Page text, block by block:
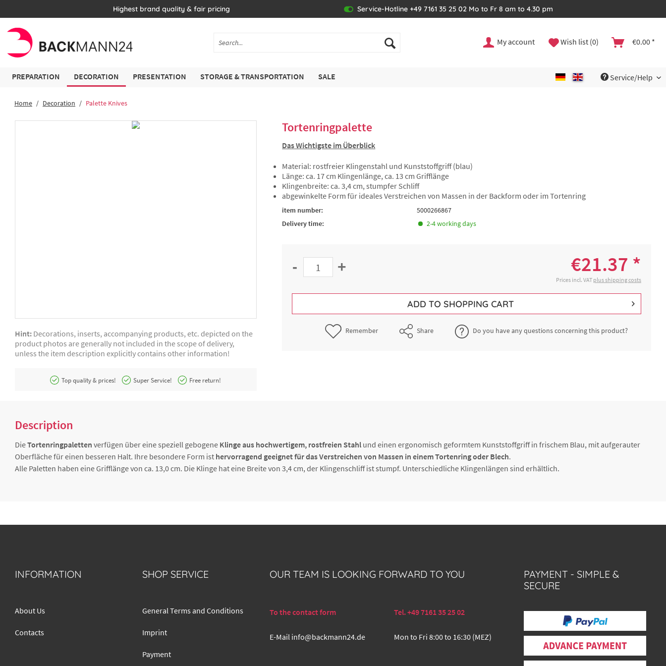
Highest brand quality & fair pricing Service-Hotline +49 7161 35 25 02 Mo to Fr 8 am to 4.30 pm
My account Wish list (0) €0.00 *
PREPARATION DECORATION PRESENTATION STORAGE & TRANSPORTATION SALE Service/Help
Home Decoration Palette Knives
Hint: Decorations, inserts, accompanying products, etc. depicted on the
product photos are generally not included in the scope of delivery,
unless the item description explicitly contains other information!
Top quality & prices! Super Service! Free return!
Tortenringpalette
Das Wichtigste im Überblick
Material: rostfreier Klingenstahl und Kunststoffgriff (blau)
Länge: ca. 17 cm Klingenlänge, ca. 13 cm Grifflänge
Klingenbreite: ca. 3,4 cm, stumpfer Schliff
abgewinkelte Form für ideales Verstreichen von Massen in der Backform oder im Tortenring
item number:
5000266867
Delivery time:
2-4 working days
€21.37 *
Prices incl. VAT plus shipping costs
- +
ADD TO SHOPPING CART
Remember Share Do you have any questions concerning this product?
Description
DieTortenringpaletten verfügen über eine speziell gebogene Klinge aus hochwertigem, rostfreien Stahl und einen ergonomisch geformtem Kunststoffgriff in frischem Blau, mit aufgerauter
Oberfläche für einen besseren Halt. Ihre besondere Form ist hervorragend geeignet für das Verstreichen von Massen in einem Tortenring oder Blech.
Alle Paletten haben eine Grifflänge von ca. 13,0 cm. Die Klinge hat eine Breite von 3,4 cm, der Klingenschliff ist stumpf. Unterschiedliche Klingenlängen sind erhältlich.
INFORMATION
About Us
Contacts
SHOP SERVICE
General Terms and Conditions
Imprint
Payment
OUR TEAM IS LOOKING FORWARD TO YOU
To the contact form Tel. +49 7161 35 25 02
E-Mail info@backmann24.de Mon to Fri 8:00 to 16:30 (MEZ)
PAYMENT - SIMPLE &
SECURE